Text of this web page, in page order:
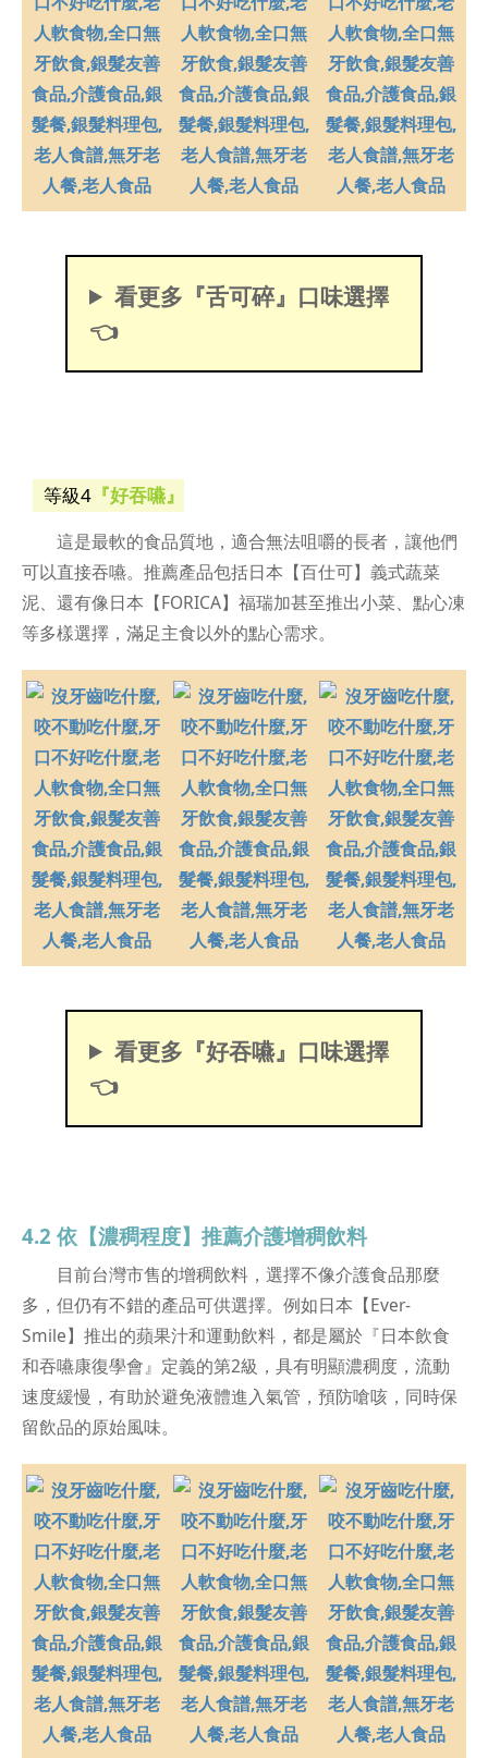
看更多『舌可碎』口味選擇
👈
等級4 『好吞嚥』
這是最軟的食品質地，適合無法咀嚼的長者，讓他們
可以直接吞嚥。推薦產品包括日本【百仕可】義式蔬菜
泥、還有像日本【FORICA】福瑞加甚至推出小菜、點心凍
等多樣選擇，滿足主食以外的點心需求。
看更多『好吞嚥』口味選擇
👈
4.2 依【濃稠程度】推薦介護增稠飲料
目前台灣市售的增稠飲料，選擇不像介護食品那麼
多，但仍有不錯的產品可供選擇。例如日本【Ever-
Smile】推出的蘋果汁和運動飲料，都是屬於『日本飲食
和吞嚥康復學會』定義的第2級，具有明顯濃稠度，流動
速度緩慢，有助於避免液體進入氣管，預防嗆咳，同時保
留飲品的原始風味。